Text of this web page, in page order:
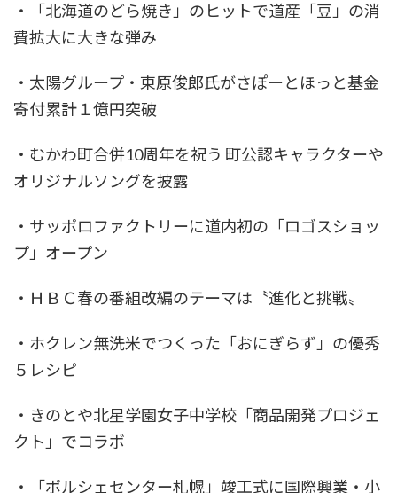
・「北海道のどら焼き」のヒットで道産「豆」の消
費拡大に大きな弾み
・太陽グループ・東原俊郎氏がさぽーとほっと基金
寄付累計１億円突破
・むかわ町合併10周年を祝う 町公認キャラクターや
オリジナルソングを披露
・サッポロファクトリーに道内初の「ロゴスショッ
プ」オープン
・ＨＢＣ春の番組改編のテーマは〝進化と挑戦〟
・ホクレン無洗米でつくった「おにぎらず」の優秀
５レシピ
・きのとや北星学園女子中学校「商品開発プロジェ
クト」でコラボ
・「ポルシェセンター札幌」竣工式に国際興業・小